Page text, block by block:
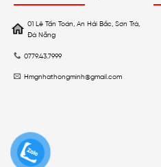
01 Lê Tấn Toán, An Hải Bắc, Sơn Trà,
Đà Nẵng
0779.43.7999
Hmgnhathongminh@gmail.com